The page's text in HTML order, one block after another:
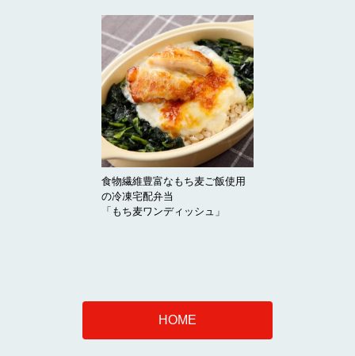
食物繊維豊富なもち麦ご飯使用
の冷凍宅配弁当
「もち麦ワンディッシュ」
HOME